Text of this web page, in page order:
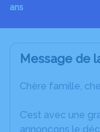
ans
Message de
Chère famille,
C’est avec une
annonçons le